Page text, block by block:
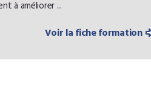
à améliorer ...
Voir la fiche formation